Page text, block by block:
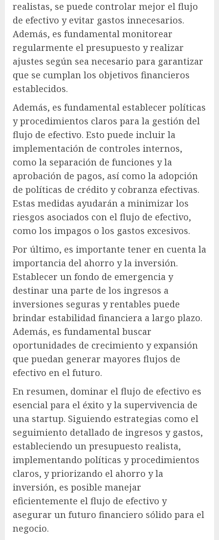
realistas, se puede controlar mejor el flujo
de efectivo y evitar gastos innecesarios.
Además, es fundamental monitorear
regularmente el presupuesto y realizar
ajustes según sea necesario para garantizar
que se cumplan los objetivos financieros
establecidos.
Además, es fundamental establecer políticas
y procedimientos claros para la gestión del
flujo de efectivo. Esto puede incluir la
implementación de controles internos,
como la separación de funciones y la
aprobación de pagos, así como la adopción
de políticas de crédito y cobranza efectivas.
Estas medidas ayudarán a minimizar los
riesgos asociados con el flujo de efectivo,
como los impagos o los gastos excesivos.
Por último, es importante tener en cuenta la
importancia del ahorro y la inversión.
Establecer un fondo de emergencia y
destinar una parte de los ingresos a
inversiones seguras y rentables puede
brindar estabilidad financiera a largo plazo.
Además, es fundamental buscar
oportunidades de crecimiento y expansión
que puedan generar mayores flujos de
efectivo en el futuro.
En resumen, dominar el flujo de efectivo es
esencial para el éxito y la supervivencia de
una startup. Siguiendo estrategias como el
seguimiento detallado de ingresos y gastos,
estableciendo un presupuesto realista,
implementando políticas y procedimientos
claros, y priorizando el ahorro y la
inversión, es posible manejar
eficientemente el flujo de efectivo y
asegurar un futuro financiero sólido para el
negocio.